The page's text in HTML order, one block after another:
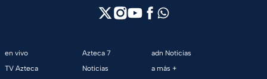
en vivo
TV Azteca
Azteca 7
Noticias
adn Noticias
a más +